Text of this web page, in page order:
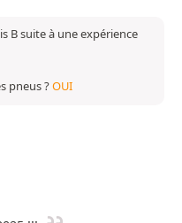
B suite à une expérience
pneus ?OUI